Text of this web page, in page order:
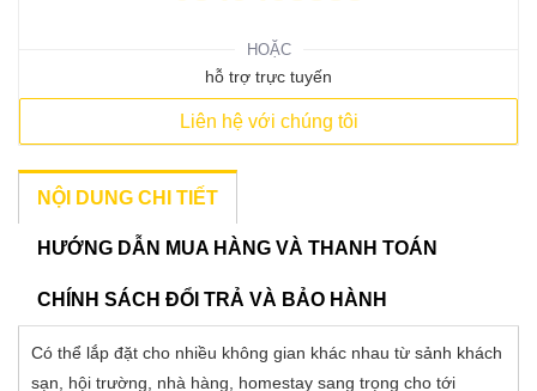
HOẶC
hỗ trợ trực tuyến
Liên hệ với chúng tôi
NỘI DUNG CHI TIẾT
HƯỚNG DẪN MUA HÀNG VÀ THANH TOÁN
CHÍNH SÁCH ĐỔI TRẢ VÀ BẢO HÀNH
Có thể lắp đặt cho nhiều không gian khác nhau từ sảnh khách
sạn, hội trường, nhà hàng, homestay sang trọng cho tới